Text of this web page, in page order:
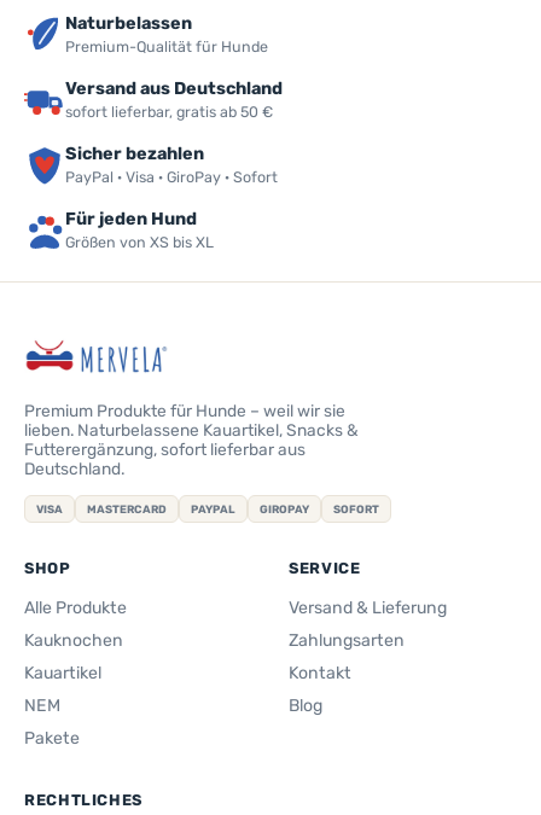
Naturbelassen
Premium-Qualität für Hunde
Versand aus Deutschland
sofort lieferbar, gratis ab 50 €
Sicher bezahlen
PayPal · Visa · GiroPay · Sofort
Für jeden Hund
Größen von XS bis XL
Premium Produkte für Hunde – weil wir sie
lieben. Naturbelassene Kauartikel, Snacks &
Futterergänzung, sofort lieferbar aus
Deutschland.
VISA MASTERCARD PAYPAL GIROPAY SOFORT
SHOP
Alle Produkte
Kauknochen
Kauartikel
NEM
Pakete
SERVICE
Versand & Lieferung
Zahlungsarten
Kontakt
Blog
RECHTLICHES